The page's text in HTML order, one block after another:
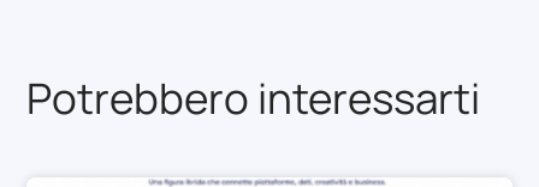
Potrebbero interessarti